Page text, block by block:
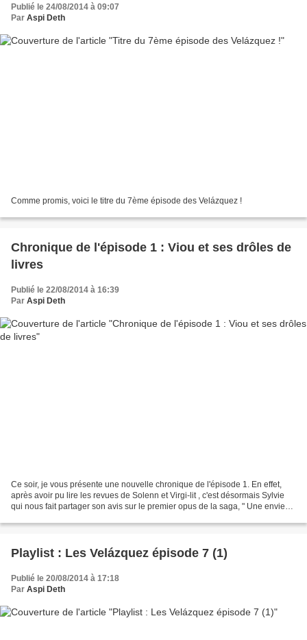
Publié le 24/08/2014 à 09:07
Par Aspi Deth
Comme promis, voici le titre du 7ème épisode des Velázquez !
Chronique de l'épisode 1 : Viou et ses drôles de
livres
Publié le 22/08/2014 à 16:39
Par Aspi Deth
Ce soir, je vous présente une nouvelle chronique de l'épisode 1. En effet,
après avoir pu lire les revues de Solenn et Virgi-lit , c'est désormais Sylvie
qui nous fait partager son avis sur le premier opus de la saga, " Une envie
Playlist : Les Velázquez épisode 7 (1)
Publié le 20/08/2014 à 17:18
Par Aspi Deth